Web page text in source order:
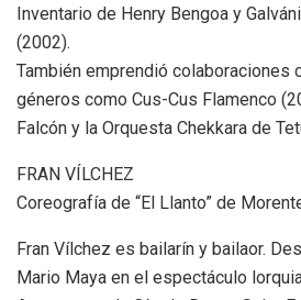
Inventario de Henry Bengoa y
(2002).
También emprendió colaboraciones
géneros como Cus-Cus Flamenco
Falcón y la Orquesta Chekkara de
FRAN VÍLCHEZ
Coreografía de “El Llanto” de
Fran Vílchez es bailarín y bailaor.
Mario Maya en el espectáculo